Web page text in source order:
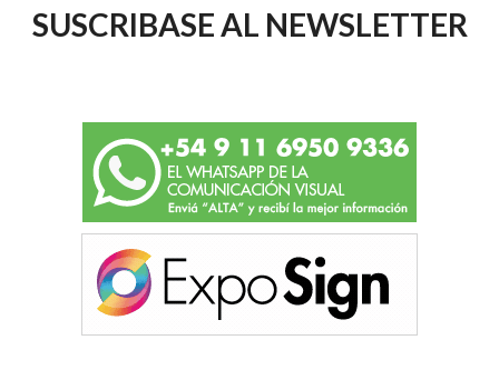
SUSCRIBASE AL NEWSLETTER